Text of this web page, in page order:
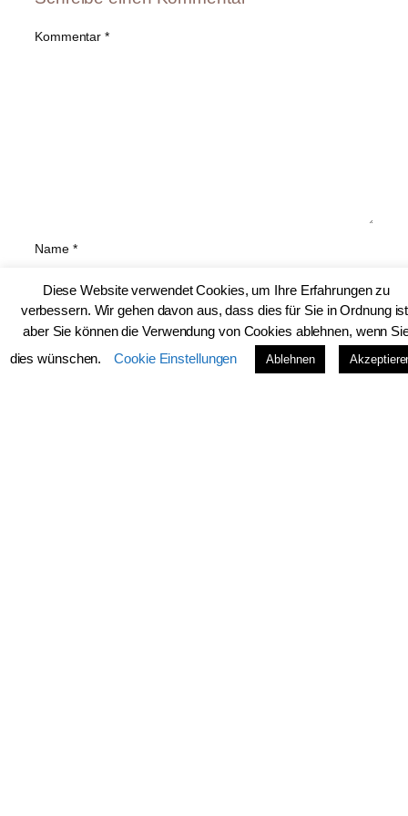
Kommentar*
Name *
E-Mail-Adresse *
Diese Website verwendet Cookies, um Ihre Erfahrungen zu
verbessern. Wir gehen davon aus, dass dies für Sie in Ordnung
aber Sie können die Verwendung von Cookies ablehnen, wenn
dies wünschen.
Cookie Einstellungen Ablehnen